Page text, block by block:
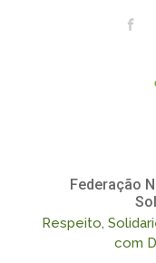
Skip to main content
Federação
Respeito,
com